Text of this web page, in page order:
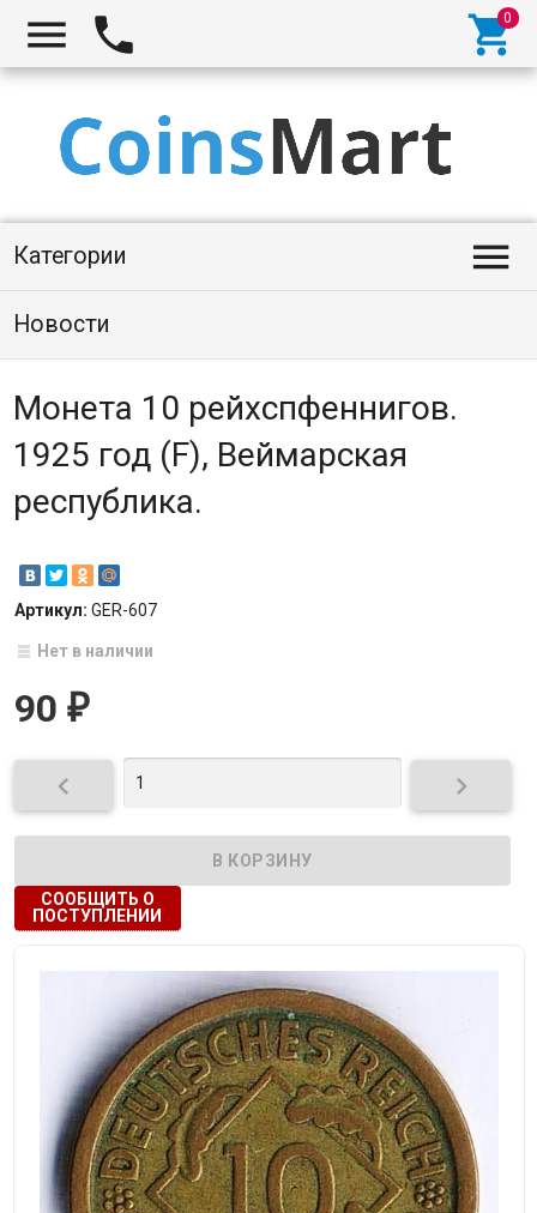
  
Категории 
Новости
Монета 10 рейхспфеннигов.
1925 год (F), Веймарская
республика.
Артикул: GER-607
Нет в наличии
90 ₽
 
СООБЩИТЬ О
ПОСТУПЛЕНИИ